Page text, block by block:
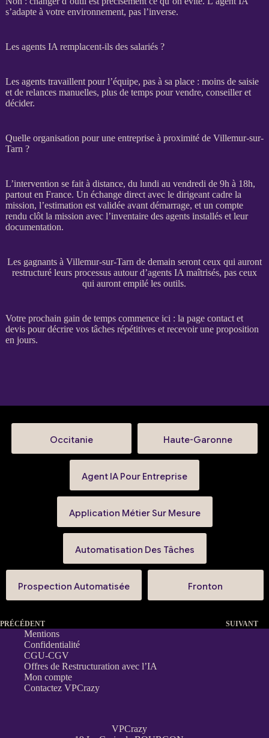
s’adapte à votre environnement, pas l’inverse.
Les agents IA remplacent-ils des salariés ?
Les agentstravaillent pour l’équipe, pas à sa place : moins de saisie
et de relancesmanuelles, plus de temps pour vendre, conseiller et
décider.
Quelle organisation pour une entreprise à proximité de Villemur-sur-
Tarn ?
L’intervention se fait à distance, du lundi au vendredi de 9h à 18h,
partout en France. Un échange direct avec le dirigeant cadre la
mission, l’estimation est validée avant démarrage, et un compte
rendu clôt la mission avec l’inventaire des agentsinstallés et leur
documentation.
Les gagnants à Villemur-sur-Tarn de demain seront ceux qui auront
restructuré leurs processus autour d’agents IA maîtrisés, pas ceux
qui auront empilé les outils.
Votre prochain gain de temps commence ici : la page contact et
devispour décrire vos tâches répétitives et recevoir une proposition
en jours.
Occitanie Haute-Garonne
Agent IA Pour Entreprise
Application Métier Sur Mesure
Automatisation Des Tâches
Prospection Automatisée Fronton
PRÉCÉDENT SUIVANT
Mentions
Confidentialité
CGU-CGV
Offres de Restructuration avec l’IA
Mon compte
Contactez VPCrazy
VPCrazy